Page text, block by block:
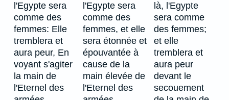
l'Egypte sera
comme des
femmes: Elle
tremblera et
aura peur, En
voyant s'agiter
la main de
l'Eternel des
l'Egypte sera
comme des
femmes, et elle
sera étonnée et
épouvantée à
cause de la
main élevée de
l'Eternel des
là, l'Egypte
sera comme
des femmes;
et elle
tremblera et
aura peur
devant le
secouement